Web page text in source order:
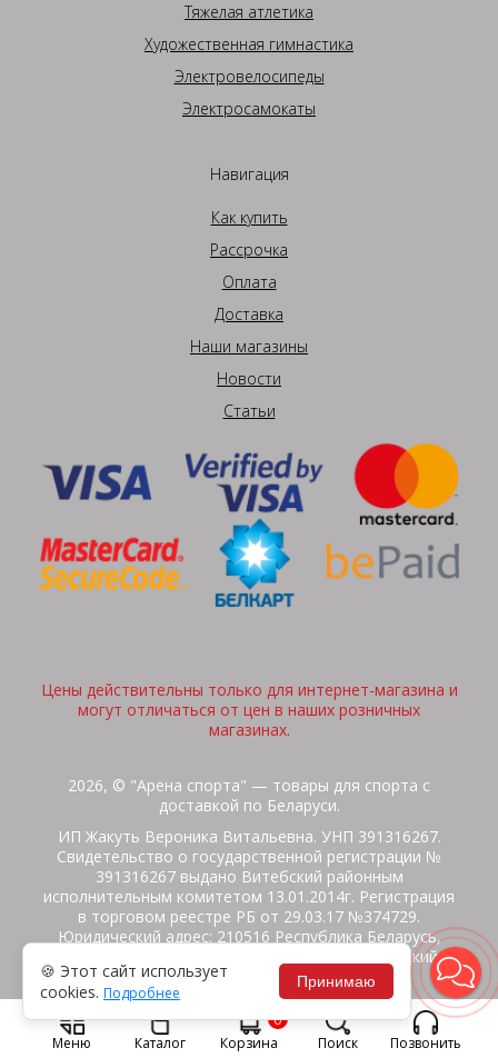
Тяжелая атлетика
Художественная гимнастика
Электровелосипеды
Электросамокаты
Навигация
Как купить
Рассрочка
Оплата
Доставка
Наши магазины
Новости
Статьи
Цены действительны только для интернет-магазина и
могут отличаться от цен в наших розничных
магазинах.
2026, © "Арена спорта" — товары для спорта с
доставкой по Беларуси.
ИП Жакуть Вероника Витальевна. УНП 391316267.
Свидетельство о государственной регистрации №
391316267 выдано Витебский районным
исполнительным комитетом 13.01.2014г. Регистрация
в торговом реестре РБ от 29.03.17 №374729.
Юридический адрес: 210516 Республика Беларусь,
Витебская область, Витебский район, Бабиничский с/
с, аг.Ольгово, ул.Школьная
Потребителям на заметку
Гарантия/Экспертиза Обмен/Возврат
Меню Каталог Корзина
0
Поиск
Позвонить
🍪 Этот сайт использует
cookies. Подробнее
Принимаю